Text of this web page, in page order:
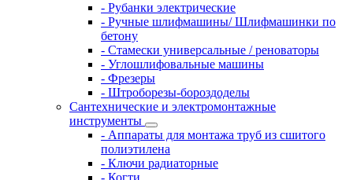
- Рубанки электрические
- Ручные шлифмашины/ Шлифмашинки по
бетону
- Стамески универсальные / реноваторы
- Углошлифовальные машины
- Фрезеры
- Штроборезы-бороздоделы
Сантехнические и электромонтажные
инструменты
- Аппараты для монтажа труб из сшитого
полиэтилена
- Ключи радиаторные
- Когти